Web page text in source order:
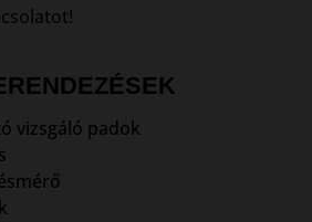
vizsgáló padok